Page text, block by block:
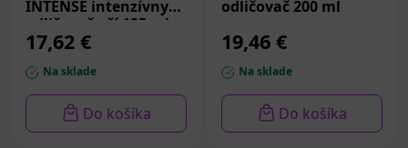
INTENSE intenzívny
odličovač očí 125 ml
17,62 €
Na sklade
Do košíka
odličovač 200 ml
19,46 €
Na sklade
Do košíka